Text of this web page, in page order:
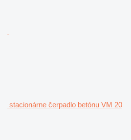
stacionárne čerpadlo betónu VM 20